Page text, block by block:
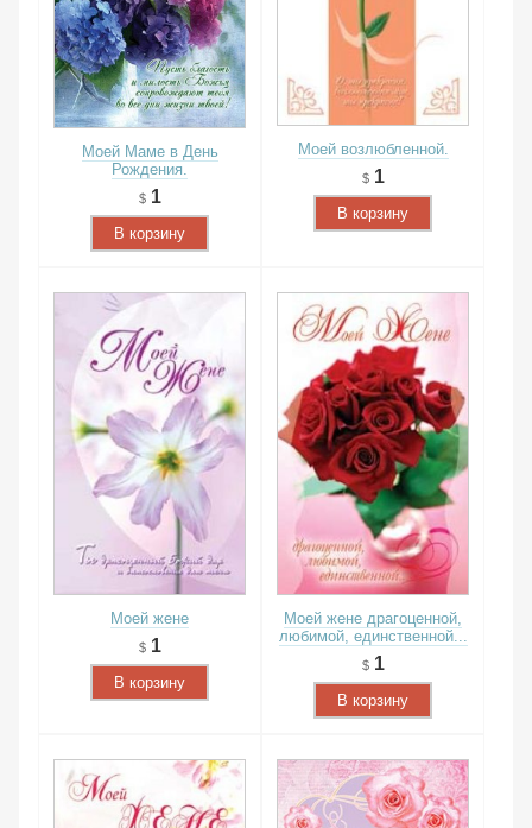
Моей Маме в День
Рождения.
1
В корзину
Моей возлюбленной.
1
В корзину
Моей жене
1
В корзину
Моей жене драгоценной,
любимой, единственной...
1
В корзину